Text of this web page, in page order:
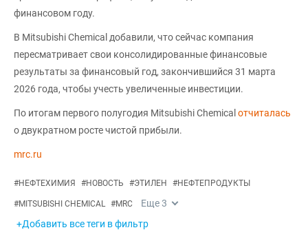
финансовом году.
В Mitsubishi Chemical добавили, что сейчас компания
пересматривает свои консолидированные финансовые
результаты за финансовый год, закончившийся 31 марта
2026 года, чтобы учесть увеличенные инвестиции.
По итогам первого полугодия Mitsubishi Chemical отчиталась
о двукратном росте чистой прибыли.
mrc.ru
#НЕФТЕХИМИЯ #НОВОСТЬ #ЭТИЛЕН #НЕФТЕПРОДУКТЫ
#MITSUBISHI CHEMICAL #MRC Еще3
+Добавить все теги в фильтр